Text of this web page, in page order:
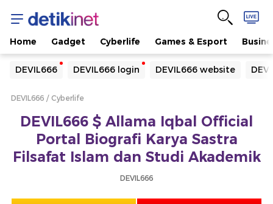
Home Gadget Cyberlife Games & Esport
DEVIL666 DEVIL666 login DEVIL666 website
Yang sedang ramai dicari
Loading...
Loading...
DEVIL666 Cyberlife
DEVIL666 $ Allama Iqbal Official
Portal Biografi Karya Sastra
Filsafat Islam dan Studi Akademik
DEVIL666